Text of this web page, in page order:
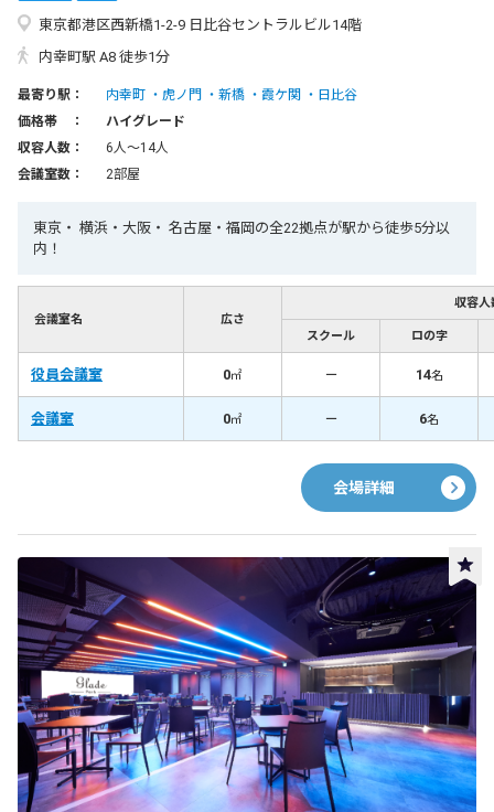
東京都港区西新橋1-2-9 日比谷セントラルビル14階
内幸町駅 A8 徒歩1分
最寄り駅： 内幸町 虎ノ門 新橋 霞ケ関
日比谷
価格帯 ：
ハイグレード
収容人数：
6人〜14人
会議室数：
2部屋
東京・ 横浜・大阪・ 名古屋・福岡の全22拠点が駅から徒歩5分以
内！
会議室名 広さ
収容人
スクール ロの字
役員会議室 0㎡ － 14名
会議室 0㎡ － 6名
会場詳細